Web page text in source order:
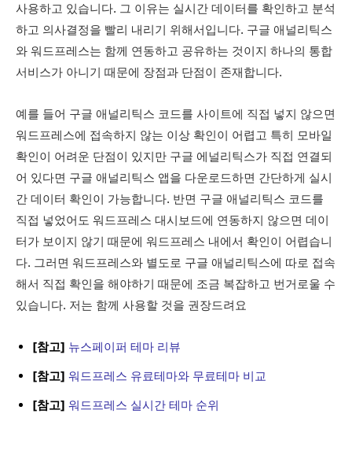
사용하고 있습니다. 그 이유는 실시간 데이터를 확인하고 분석
하고 의사결정을 빨리 내리기 위해서입니다. 구글 애널리틱스
와 워드프레스는 함께 연동하고 공유하는 것이지 하나의 통합
서비스가 아니기 때문에 장점과 단점이 존재합니다.
예를 들어 구글 애널리틱스 코드를 사이트에 직접 넣지 않으면
워드프레스에 접속하지 않는 이상 확인이 어렵고 특히 모바일
확인이 어려운 단점이 있지만 구글 에널리틱스가 직접 연결되
어 있다면 구글 애널리틱스 앱을 다운로드하면 간단하게 실시
간 데이터 확인이 가능합니다. 반면 구글 애널리틱스 코드를
직접 넣었어도 워드프레스 대시보드에 연동하지 않으면 데이
터가 보이지 않기 때문에 워드프레스 내에서 확인이 어렵습니
다. 그러면 워드프레스와 별도로 구글 애널리틱스에 따로 접속
해서 직접 확인을 해야하기 때문에 조금 복잡하고 번거로울 수
있습니다. 저는 함께 사용할 것을 권장드려요
[참고] 뉴스페이퍼 테마 리뷰
[참고] 워드프레스 유료테마와 무료테마 비교
[참고] 워드프레스 실시간 테마 순위